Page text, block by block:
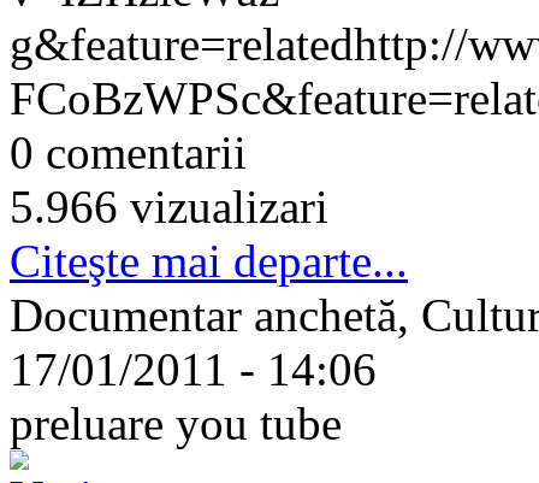
g&feature=relatedhttp://
0 comentarii
5.966 vizualizari
Citeşte mai departe...
Documentar anchetă,
17/01/2011 - 14:06
preluare you tube